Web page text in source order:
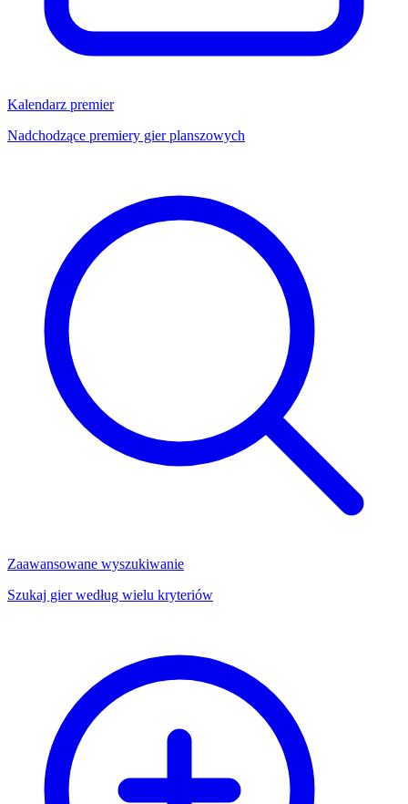
Kalendarz premier
Nadchodzące premiery gier planszowych
Zaawansowane wyszukiwanie
Szukaj gier według wielu kryteriów